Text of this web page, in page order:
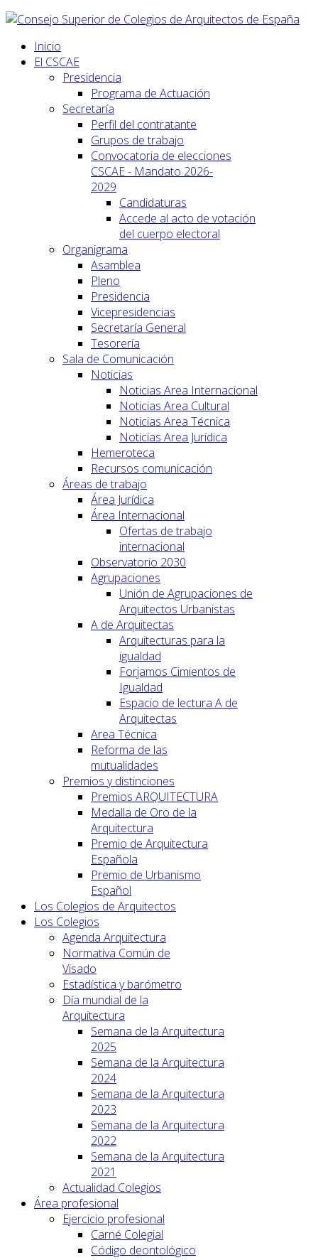
Inicio
El CSCAE
Presidencia
Programa de Actuación
Secretaría
Perfil del contratante
Grupos de trabajo
Convocatoria de elecciones
CSCAE - Mandato 2026-
2029
Candidaturas
Accede al acto de votación
del cuerpo electoral
Organigrama
Asamblea
Pleno
Presidencia
Vicepresidencias
Secretaría General
Tesorería
Sala de Comunicación
Noticias
Noticias Area Internacional
Noticias Area Cultural
Noticias Area Técnica
Noticias Area Jurídica
Hemeroteca
Recursos comunicación
Áreas de trabajo
Área Jurídica
Área Internacional
Ofertas de trabajo
internacional
Observatorio 2030
Agrupaciones
Unión de Agrupaciones de
Arquitectos Urbanistas
A de Arquitectas
Arquitecturas para la
igualdad
Forjamos Cimientos de
Igualdad
Espacio de lectura A de
Arquitectas
Area Técnica
Reforma de las
mutualidades
Premios y distinciones
Premios ARQUITECTURA
Medalla de Oro de la
Arquitectura
Premio de Arquitectura
Española
Premio de Urbanismo
Español
Los Colegios de Arquitectos
Los Colegios
Agenda Arquitectura
Normativa Común de
Visado
Estadística y barómetro
Día mundial de la
Arquitectura
Semana de la Arquitectura
2025
Semana de la Arquitectura
2024
Semana de la Arquitectura
2023
Semana de la Arquitectura
2022
Semana de la Arquitectura
2021
Actualidad Colegios
Área profesional
Ejercicio profesional
Carné Colegial
Código deontológico